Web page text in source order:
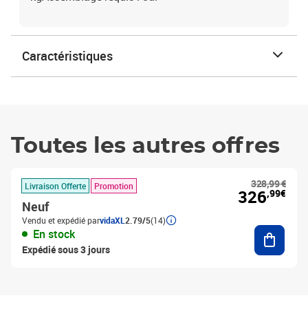
Caractéristiques
Toutes les autres offres
Livraison Offerte Promotion
Neuf
Vendu et expédié parvidaXL 2.79/5(14)
En stock
Expédié sous 3 jours
328,99 €
326,99€